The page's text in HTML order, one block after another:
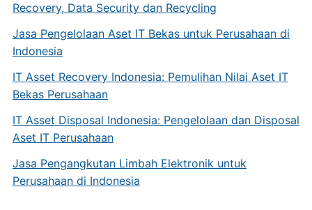
Recovery, Data Security dan Recycling
Jasa Pengelolaan Aset IT Bekas untuk Perusahaan di
Indonesia
IT Asset Recovery Indonesia: Pemulihan Nilai Aset IT
Bekas Perusahaan
IT Asset Disposal Indonesia: Pengelolaan dan Disposal
Aset IT Perusahaan
Jasa Pengangkutan Limbah Elektronik untuk
Perusahaan di Indonesia